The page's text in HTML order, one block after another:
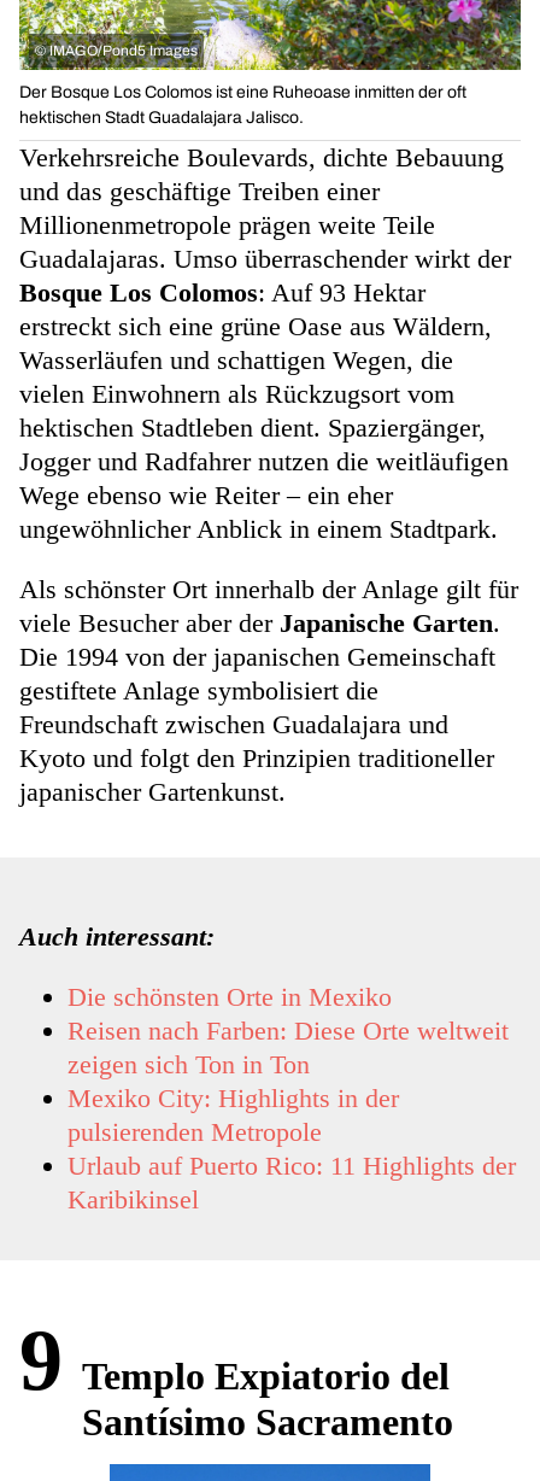
© IMAGO/Pond5 Images
Der Bosque Los Colomos ist eine Ruheoase inmitten der oft
hektischen Stadt Guadalajara Jalisco.
Verkehrsreiche Boulevards, dichte Bebauung
und das geschäftige Treiben einer
Millionenmetropole prägen weite Teile
Guadalajaras. Umso überraschender wirkt der
Bosque Los Colomos: Auf 93 Hektar
erstreckt sich eine grüne Oase aus Wäldern,
Wasserläufen und schattigen Wegen, die
vielen Einwohnern als Rückzugsort vom
hektischen Stadtleben dient. Spaziergänger,
Jogger und Radfahrer nutzen die weitläufigen
Wege ebenso wie Reiter – ein eher
ungewöhnlicher Anblick in einem Stadtpark.
Als schönster Ort innerhalb der Anlage gilt für
viele Besucher aber derJapanische Garten.
Die 1994 von der japanischen Gemeinschaft
gestiftete Anlage symbolisiert die
Freundschaft zwischen Guadalajara und
Kyoto und folgt den Prinzipien traditioneller
japanischer Gartenkunst.
Auch interessant:
Die schönsten Orte in Mexiko
Reisen nach Farben: Diese Orte weltweit
zeigen sich Ton in Ton
Mexiko City: Highlights in der
pulsierenden Metropole
Urlaub auf Puerto Rico: 11 Highlights der
Karibikinsel
9 Templo Expiatorio del
Santísimo Sacramento